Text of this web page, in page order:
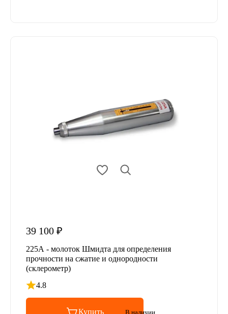
39 100 ₽
225А - молоток Шмидта для определения
прочности на сжатие и однородности
(склерометр)
4.8
Рейтинг 4.8 из 5
Купить В наличии